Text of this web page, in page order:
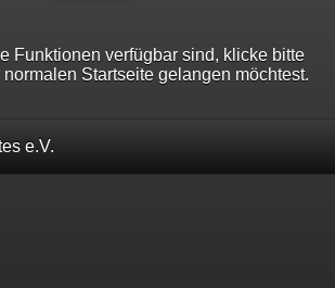
Funktionen verfügbar sind, klicke bitte
Startseite gelangen möchtest.
e.V.